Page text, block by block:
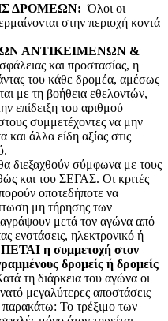
ΔΡΟΜΕΩΝ: Όλοι οι
στην περιοχή κοντά
ΑΝΤΙΚΕΙΜΕΝΩΝ &
και προστασίας, η
του κάθε δρομέα, αμέσως
με τη βοήθεια εθελοντών,
επίδειξη του αριθμού
συμμετέχοντες να μην
άλλα είδη αξίας στις
διεξαχθούν σύμφωνα με τους
και του ΣΕΓΑΣ. Οι κριτές
οποτεδήποτε να
μη τήρησης των
μετά τον αγώνα από
ενστάσεις, ηλεκτρονικό ή
η συμμετοχή στον
δρομείς ή δρομείς
τη διάρκεια του αγώνα οι
μεγαλύτερες αποστάσεις
παρακάτω: Το τρέξιμο των